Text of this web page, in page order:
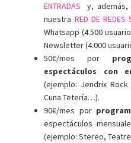
ENTRADAS y, además,
nuestra RED DE REDES
Whatsapp (4.500
Newsletter (4.000
50€/mes por
espectáculos con
(ejemplo: Jendrix Rock
Cuna Tetería…).
90€/mes por
espectáculos
(ejemplo: Stereo,